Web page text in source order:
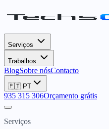
Serviços
Trabalhos
BlogSobre nósContacto
🇵🇹 PT
935 315 306Orçamento grátis
Serviços